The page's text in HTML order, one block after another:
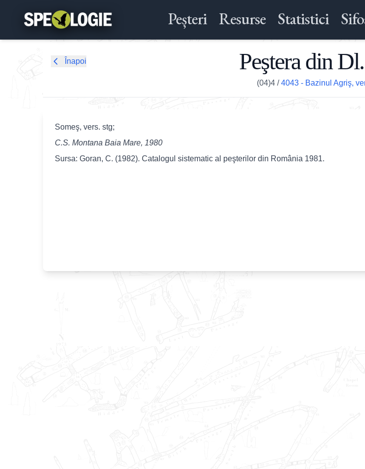
Peșteri Resurse Statistici
Înapoi Peştera din
(04)4/4043 - Bazinul Agriş,
Someş, vers. stg;
C.S. Montana Baia Mare, 1980
Sursa: Goran, C. (1982). Catalogul sistematic al peşterilor din România 1981.